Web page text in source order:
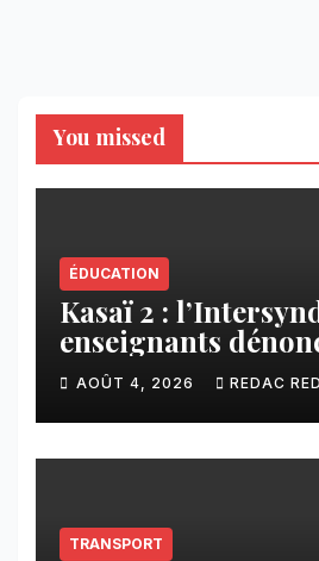
You missed
ÉDUCATION
Kasaï 2 :
enseignants
contribution
imposée aux écoles
CNCA
AOÛT 4, 2026 REDAC
TRANSPORT